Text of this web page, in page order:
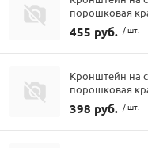
порошковая
455 руб. / шт.
Кронштейн на
порошковая
398 руб. / шт.